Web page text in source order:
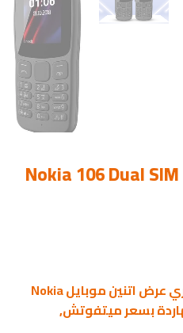
• عروض رمضان الحصرية, اشتري عرض اتنين موبايل Nokia